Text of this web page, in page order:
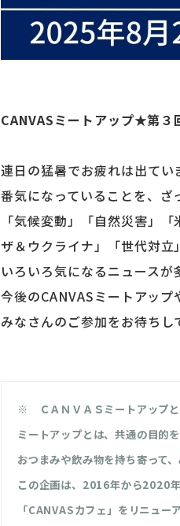
CANVASミートアップ★第
連日の猛暑でお疲れは出て
番気になっていることを、ざ
「気候変動」「自然災害」
ザ＆ウクライナ」「世代対立
いろいろ気になるニュース
今後のCANVASミートアップ
みなさんのご参加をお待ちし
※ ＣＡＮＶＡＳミートアップと
ミートアップとは、共通の目的
おつまみや飲み物を持ち寄って
この企画は、2016年から2020
「CANVASカフェ」をリニュー